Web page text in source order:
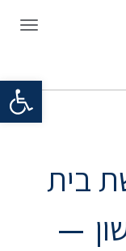
פתח
בית